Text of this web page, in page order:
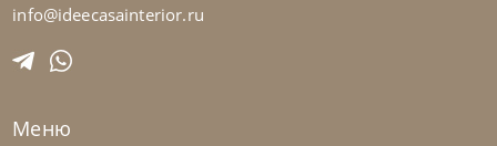
Столик журнальный Diagonal
info@ideecasainterior.ru
Меню